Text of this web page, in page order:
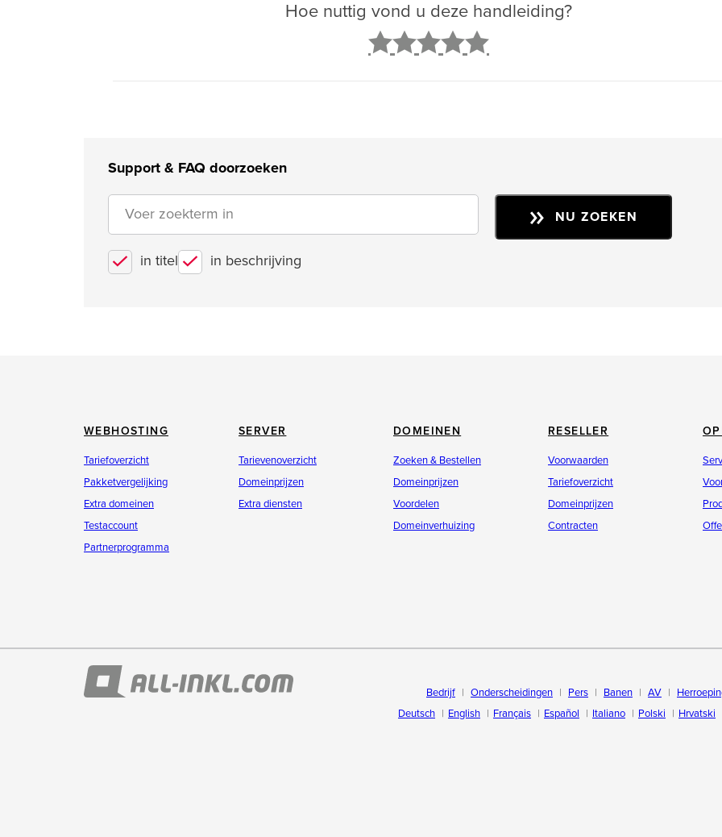
Hoe nuttig vond u deze handleiding?
Support & FAQ doorzoeken
in titel in beschrijving
NU ZOEKEN
WEBHOSTING
Tariefoverzicht
Pakketvergelijking
Extra domeinen
Testaccount
Partnerprogramma
SERVER
Tarievenoverzicht
Domeinprijzen
Extra diensten
DOMEINEN
Zoeken & Bestellen
Domeinprijzen
Voordelen
Domeinverhuizing
RESELLER
Voorwaarden
Tariefoverzicht
Domeinprijzen
Contracten
Bedrijf Onderscheidingen Pers Banen AV
Deutsch
English Français Español Italiano Polski Hrvatski